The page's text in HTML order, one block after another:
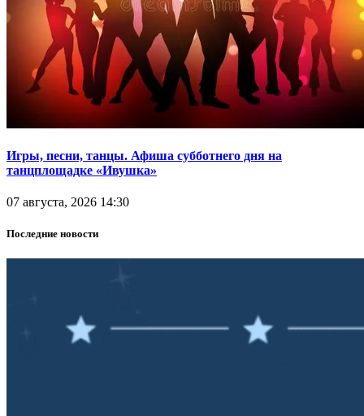
Игры, песни, танцы. Афиша субботнего дня на
танцплощадке «Ивушка»
07 августа, 2026 14:30
Последние новости